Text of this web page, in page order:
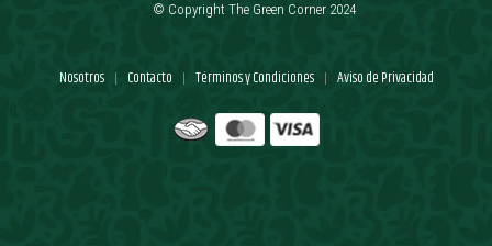
Nosotros | Contacto | Términos y Condiciones | Aviso de Privacidad
© Copyright The Green Corner 2024